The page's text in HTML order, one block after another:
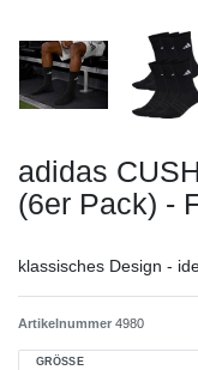
adidas
(6er Pack) -
klassisches Design -
Artikelnummer 4980
GRÖSSE